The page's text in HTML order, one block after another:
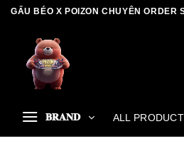
Skip
content
GẤU BÉO X POIZON CHUYÊN ORDER
𝐁𝐑𝐀𝐍𝐃 ALL